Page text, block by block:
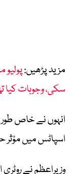
مزید پڑھیں:
سکی، وجوہات کیا
انہوں نے خاص طور
اسپاٹس میں
وزیراعظم نے